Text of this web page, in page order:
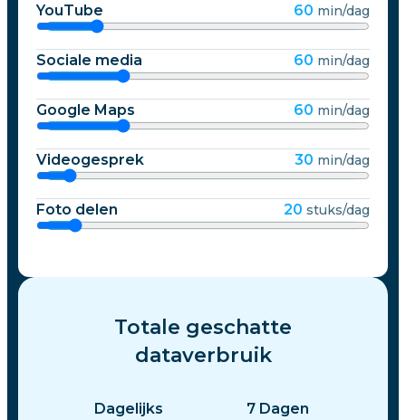
YouTube 60 min/dag
Sociale media 60 min/dag
Google Maps 60 min/dag
Videogesprek 30 min/dag
Foto delen 20 stuks/dag
Totale geschatte
dataverbruik
Dagelijks 7 Dagen